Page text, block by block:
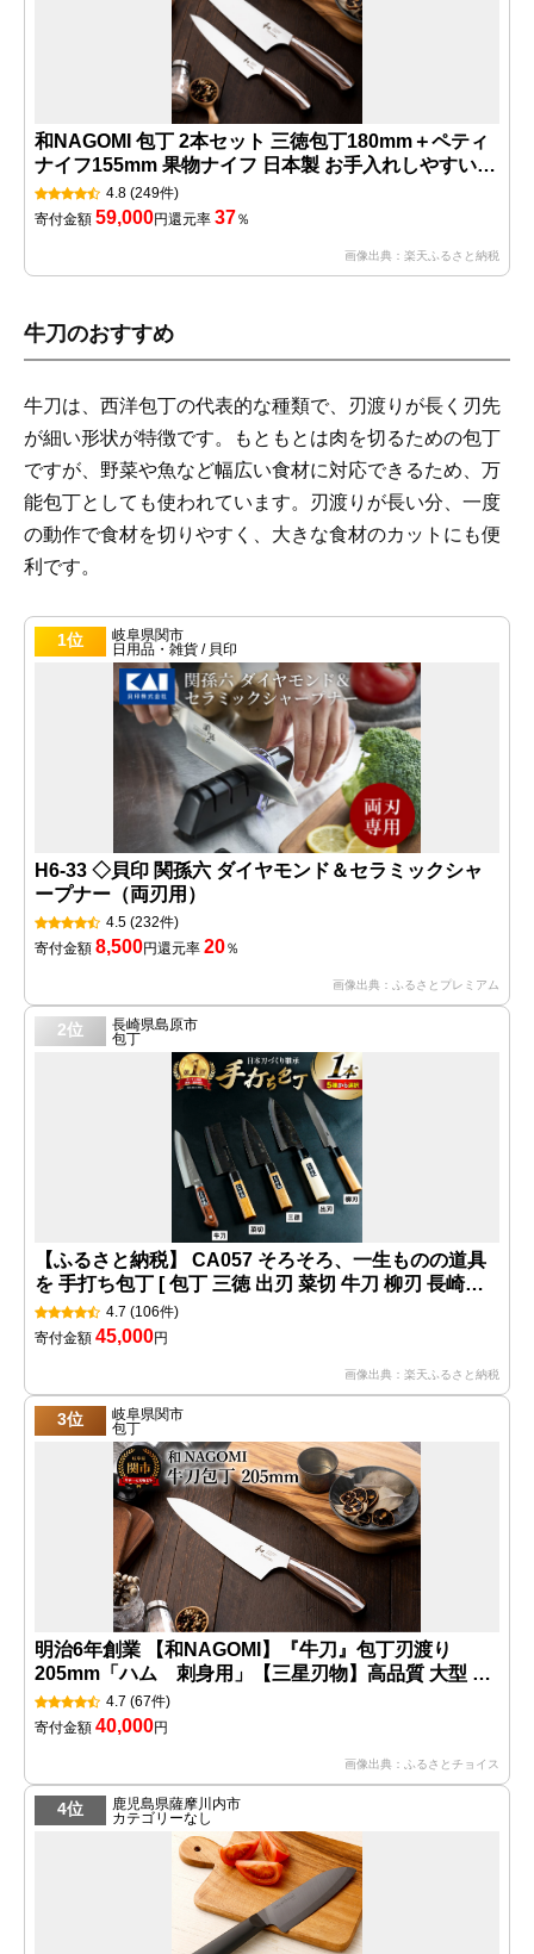
和NAGOMI 包丁 2本セット 三徳包丁180mm＋ペティ
ナイフ155mm 果物ナイフ 日本製 お手入れしやすい
調理器具 キッチンツール ギフト 贈り物にも メーカー
直送 三星刃物 公式 [無料研ぎ直し券付] 【最長4ヶ月を
4.8 (249件)
寄付金額 59,000円還元率 37％
画像出典：楽天ふるさと納税
牛刀のおすすめ
牛刀は、西洋包丁の代表的な種類で、刃渡りが長く刃先
が細い形状が特徴です。もともとは肉を切るための包丁
ですが、野菜や魚など幅広い食材に対応できるため、万
能包丁としても使われています。刃渡りが長い分、一度
の動作で食材を切りやすく、大きな食材のカットにも便
利です。
1位
岐阜県関市
日用品・雑貨 / 貝印
H6-33 ◇貝印 関孫六 ダイヤモンド＆セラミックシャ
ープナー（両刃用）
4.5 (232件)
寄付金額 8,500円還元率 20％
画像出典：ふるさとプレミアム
2位
長崎県島原市
包丁
【ふるさと納税】 CA057 そろそろ、一生ものの道具
を 手打ち包丁 [ 包丁 三徳 出刃 菜切 牛刀 柳刃 長崎県
島原市 ] 4.7 (106件)
寄付金額 45,000円
画像出典：楽天ふるさと納税
3位
岐阜県関市
包丁
明治6年創業 【和NAGOMI】『牛刀』包丁刃渡り
205mm「ハム 刺身用」【三星刃物】高品質 大型 万
能包丁 H35-05 関市 牛刀包丁
4.7 (67件)
寄付金額 40,000円
画像出典：ふるさとチョイス
4位
鹿児島県薩摩川内市
カテゴリーなし